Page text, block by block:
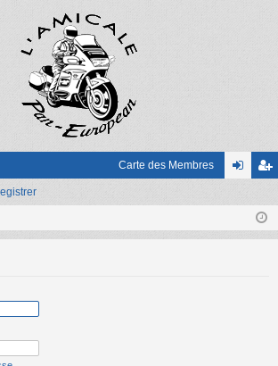
Carte des Membres
nr